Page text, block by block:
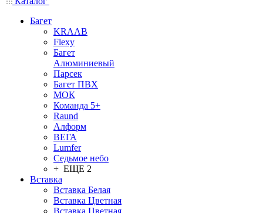
Багет
KRAAB
Flexy
Багет
Алюминиевый
Парсек
Багет ПВХ
МОК
Команда 5+
Raund
Алформ
ВЕГА
Lumfer
Седьмое небо
+ ЕЩЕ 2
Вставка
Вставка Белая
Вставка Цветная
Вставка Цветная